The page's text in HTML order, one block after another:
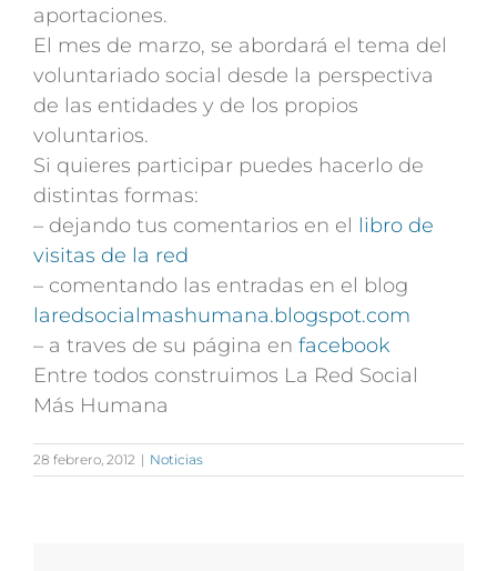
aportaciones.
El mes de marzo, se abordará el tema del
voluntariado social desde la perspectiva
de las entidades y de los propios
voluntarios.
Si quieres participar puedes hacerlo de
distintas formas:
– dejando tus comentarios en el libro de
visitas de la red
– comentando las entradas en el blog
laredsocialmashumana.blogspot.com
– a traves de su página en facebook
Entre todos construimos La Red Social
Más Humana
28 febrero, 2012 | Noticias